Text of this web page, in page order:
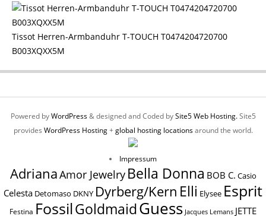
Tissot Herren-Armbanduhr T-TOUCH T0474204720700
B003XQXX5M
Powered byWordPress& designed and Coded bySite5 Web Hosting.Site5
provides WordPress Hosting+global hosting locationsaround the world.
Impressum
AdrianaAmor Jewelry Bella Donna BOB C. Casio
Celesta Detomaso DKNY Dyrberg/Kern Elli Elysee Esprit
Festina FossilGoldmaidGuess Jacques Lemans JETTE